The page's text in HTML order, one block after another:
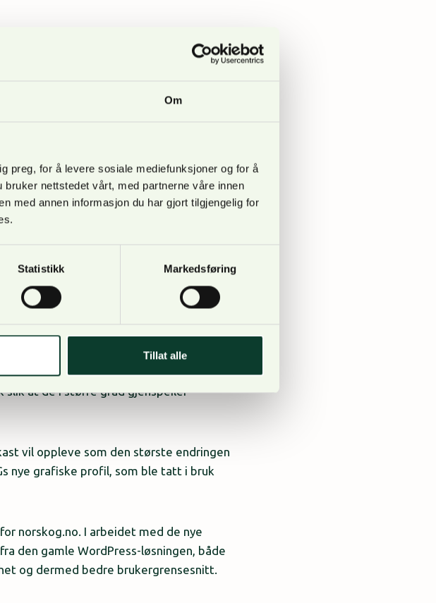
Om
preg, for å levere sosiale mediefunksjoner og for å
nettstedet vårt, med partnerne våre innen
med annen informasjon du har gjort tilgjengelig for
Statistikk Markedsføring
Tillat alle
siste årene hatt NORSKOG derfor hatt en
en bredere og mer effektiv måte. Ikke
Rørå.
kan du sende inn HER. (skjema legges
innhold godt synlig på førstesiden. Alt
og ved søk. NORSKOG har også
at de i større grad gjenspeiler
vil oppleve som den største endringen
nye grafiske profil, som ble tatt i bruk
norskog.no. I arbeidet med de nye
den gamle WordPress-løsningen, både
og dermed bedre brukergrensesnitt.